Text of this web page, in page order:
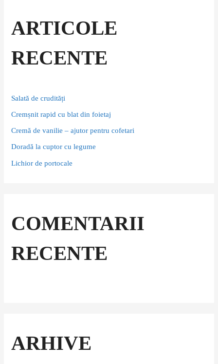
h
f
o
:
ARTICOLE
RECENTE
Salată de crudități
Cremșnit rapid cu blat din foietaj
Cremă de vanilie – ajutor pentru cofetari
Doradă la cuptor cu legume
Lichior de portocale
COMENTARII
RECENTE
ARHIVE